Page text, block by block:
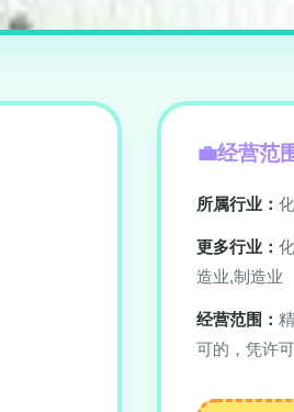
经营范
所属行业：
更多行业：
造业,制造业
经营范围：
可的，凭许可